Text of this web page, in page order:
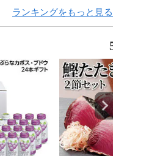
ランキングをもっと見る
5